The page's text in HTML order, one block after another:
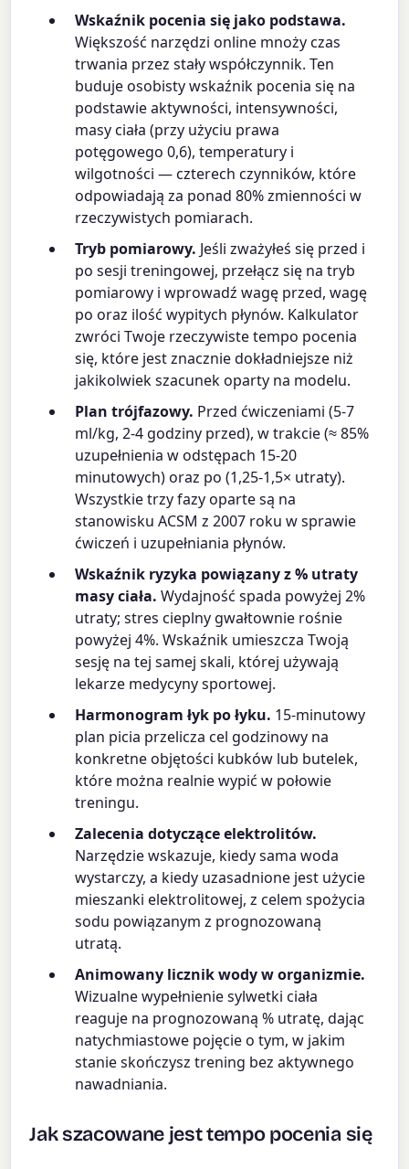
Wskaźnik pocenia się jako podstawa.
Większość narzędzi online mnoży czas
trwania przez stały współczynnik. Ten
buduje osobisty wskaźnik pocenia się na
podstawie aktywności, intensywności,
masy ciała (przy użyciu prawa
potęgowego 0,6), temperatury i
wilgotności — czterech czynników, które
odpowiadają za ponad 80% zmienności w
rzeczywistych pomiarach.
Tryb pomiarowy. Jeśli zważyłeś się przed i
po sesji treningowej, przełącz się na tryb
pomiarowy i wprowadź wagę przed, wagę
po oraz ilość wypitych płynów. Kalkulator
zwróci Twoje rzeczywiste tempo pocenia
się, które jest znacznie dokładniejsze niż
jakikolwiek szacunek oparty na modelu.
Plan trójfazowy. Przed ćwiczeniami (5-7
ml/kg, 2-4 godziny przed), w trakcie (≈ 85%
uzupełnienia w odstępach 15-20
minutowych) oraz po (1,25-1,5× utraty).
Wszystkie trzy fazy oparte są na
stanowisku ACSM z 2007 roku w sprawie
ćwiczeń i uzupełniania płynów.
Wskaźnik ryzyka powiązany z % utraty
masy ciała. Wydajność spada powyżej 2%
utraty; stres cieplny gwałtownie rośnie
powyżej 4%. Wskaźnik umieszcza Twoją
sesję na tej samej skali, której używają
lekarze medycyny sportowej.
Harmonogram łyk po łyku. 15-minutowy
plan picia przelicza cel godzinowy na
konkretne objętości kubków lub butelek,
które można realnie wypić w połowie
treningu.
Zalecenia dotyczące elektrolitów.
Narzędzie wskazuje, kiedy sama woda
wystarczy, a kiedy uzasadnione jest użycie
mieszanki elektrolitowej, z celem spożycia
sodu powiązanym z prognozowaną
utratą.
Animowany licznik wody w organizmie.
Wizualne wypełnienie sylwetki ciała
reaguje na prognozowaną % utratę, dając
natychmiastowe pojęcie o tym, w jakim
stanie skończysz trening bez aktywnego
nawadniania.
Jak szacowane jest tempo pocenia się